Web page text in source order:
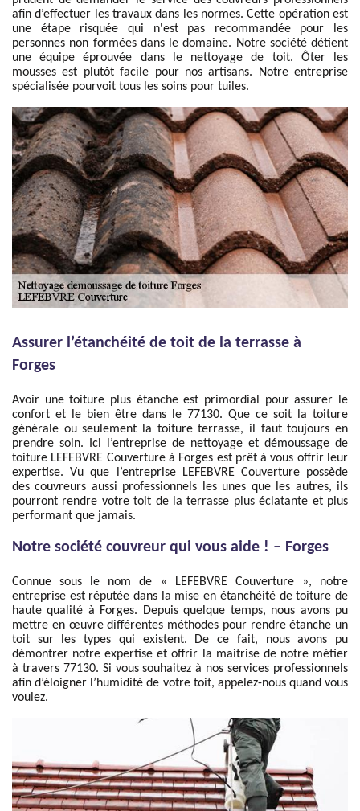
afin d’effectuer les travaux dans les normes. Cette opération est
une étape risquée qui n'est pas recommandée pour les
personnes non formées dans le domaine. Notre société détient
une équipe éprouvée dans le nettoyage de toit. Ôter les
mousses est plutôt facile pour nos artisans. Notre entreprise
spécialisée pourvoit tous les soins pour tuiles.
Assurer l’étanchéité de toit de la terrasse à
Forges
Avoir une toiture plus étanche est primordial pour assurer le
confort et le bien être dans le 77130. Que ce soit la toiture
générale ou seulement la toiture terrasse, il faut toujours en
prendre soin. Ici l’entreprise de nettoyage et démoussage de
toiture LEFEBVRE Couverture à Forges est prêt à vous offrir leur
expertise. Vu que l’entreprise LEFEBVRE Couverture possède
des couvreurs aussi professionnels les unes que les autres, ils
pourront rendre votre toit de la terrasse plus éclatante et plus
performant que jamais.
Notre société couvreur qui vous aide ! – Forges
Connue sous le nom de « LEFEBVRE Couverture », notre
entreprise est réputée dans la mise en étanchéité de toiture de
haute qualité à Forges. Depuis quelque temps, nous avons pu
mettre en œuvre différentes méthodes pour rendre étanche un
toit sur les types qui existent. De ce fait, nous avons pu
démontrer notre expertise et offrir la maitrise de notre métier
à travers 77130. Si vous souhaitez à nos services professionnels
afin d’éloigner l’humidité de votre toit, appelez-nous quand vous
voulez.